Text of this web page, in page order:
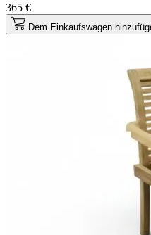
365 €
Dem Einkaufswagen